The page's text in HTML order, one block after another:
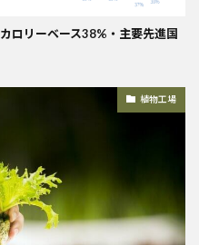
ロリーベース38%・主要先進国
植物工場